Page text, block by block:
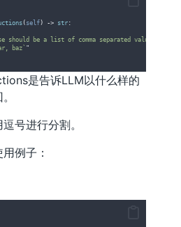
( self ) -> str :
should be a list of comma separated values,
baz` "
是告诉LLM以什么样的
号进行分割。
例子：